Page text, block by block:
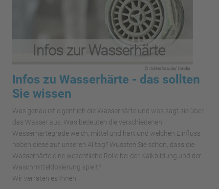
Infos zu Wasserhärte - das sollten
Sie wissen
Was genau ist eigentlich die Wasserhärte und was sagt sie über
das Wasser aus. Was bedeuten die verschiedenen
Wasserhärtegrade weich, mittel und hart und welchen Einfluss
haben diese auf unseren Alltag? Wussten Sie schon, dass die
Wasserhärte eine wesentliche Rolle bei der Kalkbildung und der
Waschmitteldosierung spielt?
Wir verraten es Ihnen!